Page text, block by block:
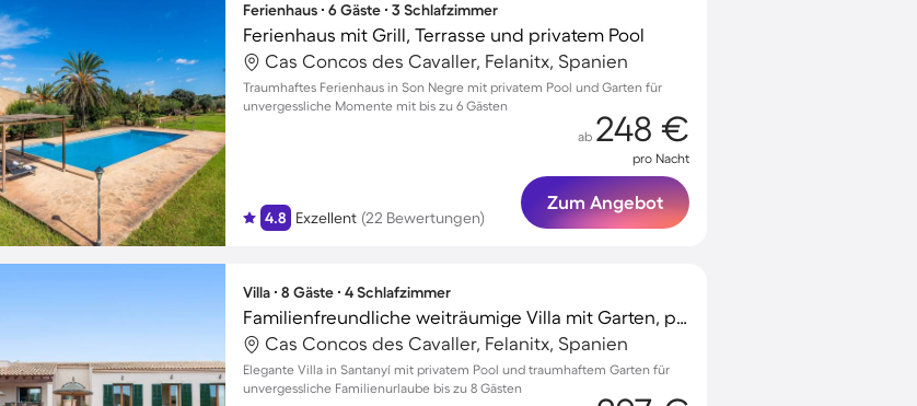
Ferienhaus ∙ 6 Gäste ∙ 3 Schlafzimmer
Ferienhaus mit Grill, Terrasse und privatem Pool
Cas Concos des Cavaller, Felanitx, Spanien
Traumhaftes Ferienhaus in Son Negre mit privatem Pool und Garten für
unvergessliche Momente mit bis zu 6 Gästen
4.8 Exzellent (22 Bewertungen)
ab 248 €
pro Nacht
Zum Angebot
Villa ∙ 8 Gäste ∙ 4 Schlafzimmer
Familienfreundliche weiträumige Villa mit Garten, privatem Pool und Grill
Cas Concos des Cavaller, Felanitx, Spanien
Elegante Villa in Santanyí mit privatem Pool und traumhaftem Garten für
unvergessliche Familienurlaube bis zu 8 Gästen